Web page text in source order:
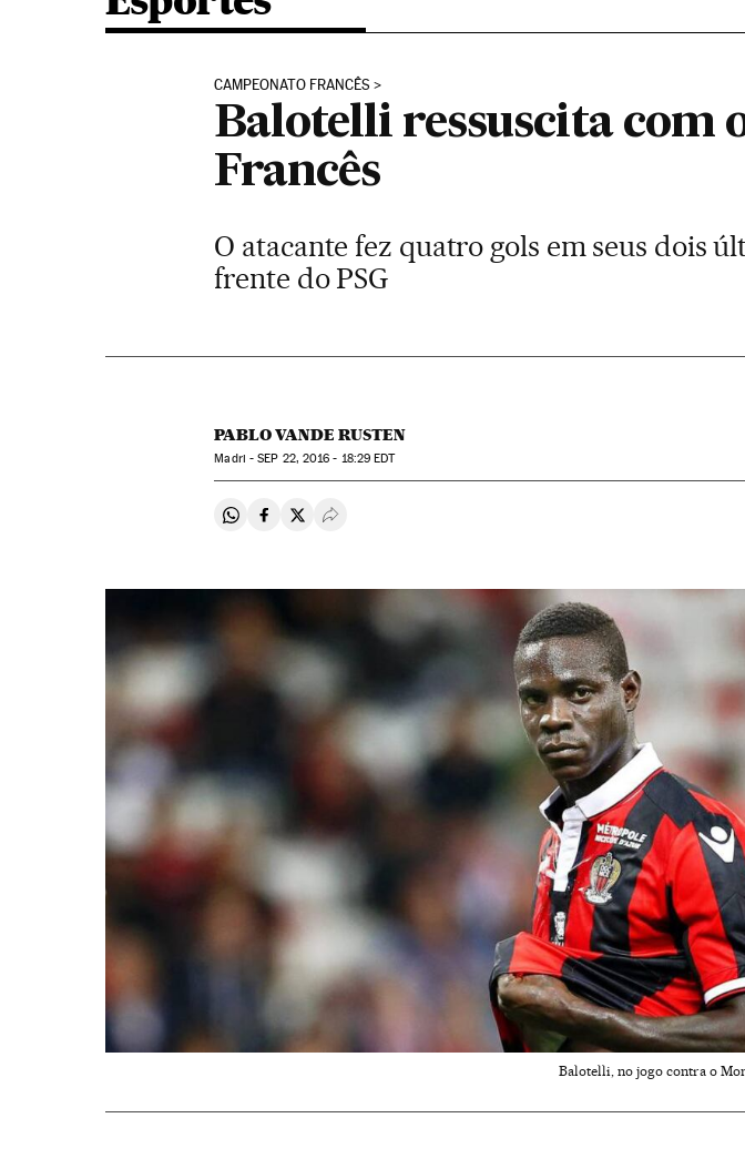
CAMPEONATO FRANCÊS
Balotelli ressuscita com
Francês
O atacante fez quatro gols em seus dois
frente do PSG
PABLO VANDE RUSTEN
Madri -SEP 22, 2016 - 18:29 EDT
Compartir en Whatsapp
Compartir en Facebook
Compartir en Twitter
Desplegar Redes Sociales
Balotelli, no jogo contra o